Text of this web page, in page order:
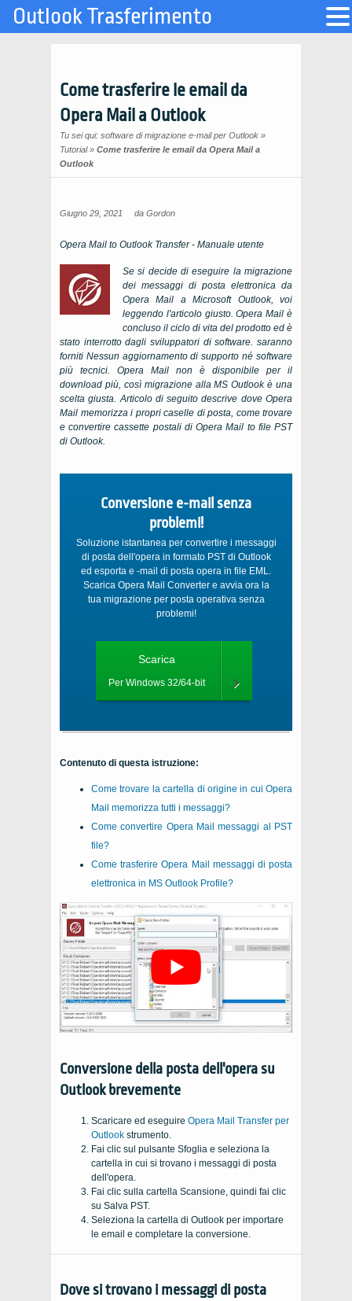
Come trasferire le email da
Opera Mail a Outlook
Tu sei qui: software di migrazione e-mail per Outlook »
Tutorial» Come trasferire le email da Opera Mail a
Outlook
Giugno 29, 2021 da Gordon
Opera Mail to Outlook Transfer- Manuale utente
Se si decide di eseguire la migrazione
dei messaggi di posta elettronica da
Opera Mail a Microsoft Outlook, voi
leggendo l'articolo giusto. Opera Mail è
concluso il ciclo di vita del prodotto ed è
stato interrotto dagli sviluppatori di software. saranno
forniti Nessun aggiornamento di supporto né software
più tecnici. Opera Mail non è disponibile per il
download più, così migrazione alla MS Outlook è una
scelta giusta. Articolo di seguito descrive dove Opera
Mail memorizza i propri caselle di posta, come trovare
e convertire cassette postali di Opera Mail to file PST
di Outlook.
Conversione e-mail senza
problemi!
Soluzione istantanea per convertire i messaggi
di posta dell'opera in formato PST di Outlook
ed esporta e -mail di posta opera in file EML.
Scarica Opera Mail Converter e avvia ora la
tua migrazione per posta operativa senza
problemi!
Scarica
Per Windows 32/64-bit
Contenuto di questa istruzione:
Come trovare la cartella di origine in cui Opera
Mail memorizza tutti i messaggi?
Come convertire Opera Mail messaggi al
PST
file?
Come trasferire Opera Mail messaggi di posta
elettronica in MS Outlook Profile?
Conversione della posta dell'opera su
Outlook brevemente
Scaricare ed eseguire Opera Mail Transfer per
Outlook strumento.
Fai clic sul pulsante Sfoglia e seleziona la
cartella in cui si trovano i messaggi di posta
dell'opera.
Fai clic sulla cartella Scansione, quindi fai clic
su Salva PST.
Seleziona la cartella di Outlook per importare
le email e completare la conversione.
Dove si trovano i messaggi di posta
Outlook Trasferimento